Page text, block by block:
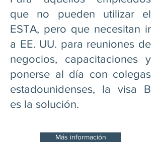
que no pueden utilizar el
ESTA, pero que necesitan ir
a EE. UU. para reuniones de
negocios, capacitaciones y
ponerse al día con colegas
estadounidenses, la visa B
es la solución.
Más información